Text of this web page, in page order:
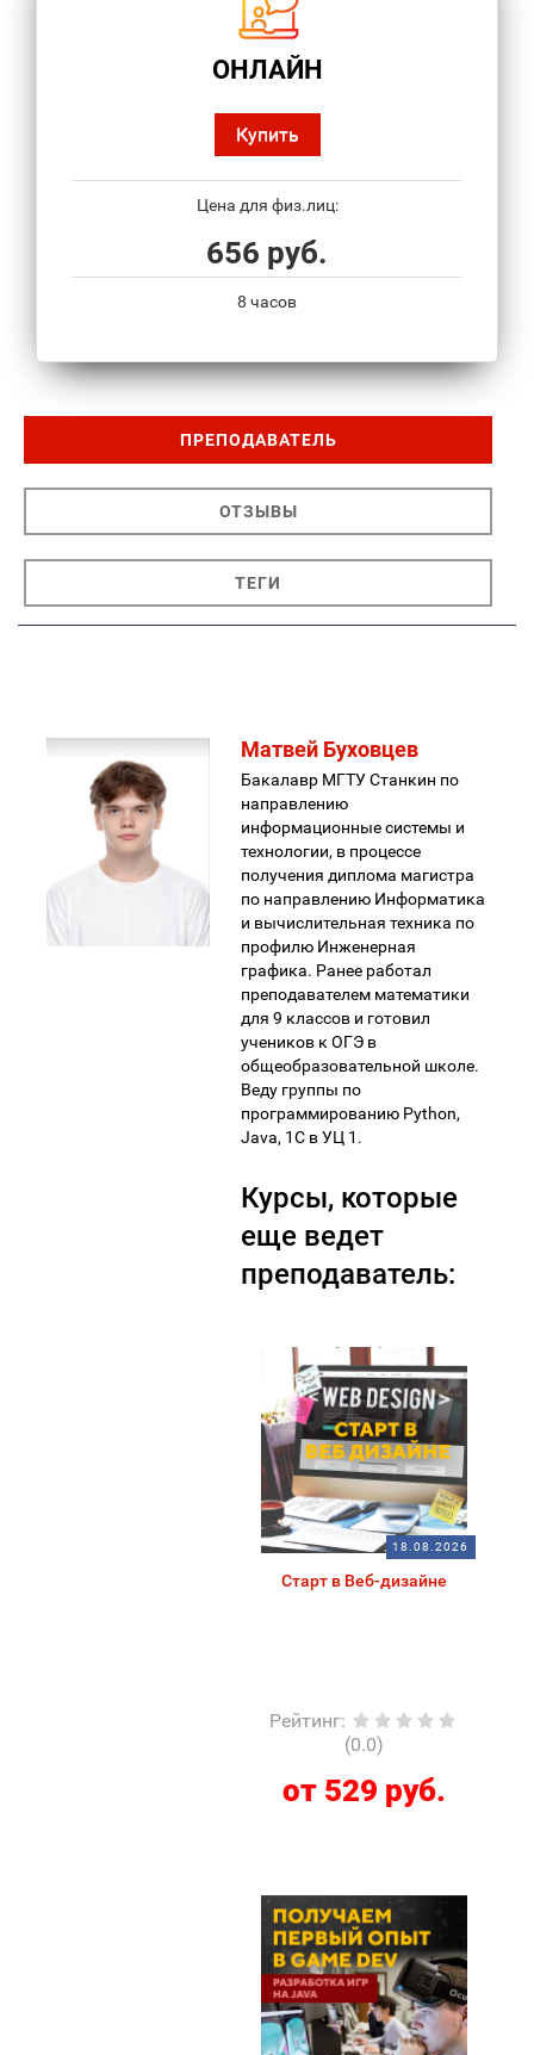
ОНЛАЙН
Купить
Цена для физ.лиц:
656 руб.
8 часов
ПРЕПОДАВАТЕЛЬ
ОТЗЫВЫ
ТЕГИ
Матвей Буховцев
Бакалавр МГТУ Станкин по
направлению
информационные системы и
технологии, в процессе
получения диплома магистра
по направлению Информатика
и вычислительная техника по
профилю Инженерная
графика. Ранее работал
преподавателем математики
для 9 классов и готовил
учеников к ОГЭ в
общеобразовательной школе.
Веду группы по
программированию Python,
Java, 1С в УЦ 1.
Курсы, которые
еще ведет
преподаватель:
18.08.2026
Старт в Веб-дизайне
Рейтинг:
(0.0)
от 529 руб.